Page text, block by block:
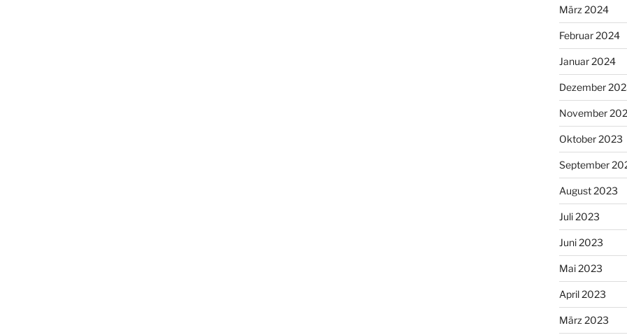
März 2024
Februar 2024
Januar 2024
Dezember
November
Oktober 2023
September
August 2023
Juli 2023
Juni 2023
Mai 2023
April 2023
März 2023